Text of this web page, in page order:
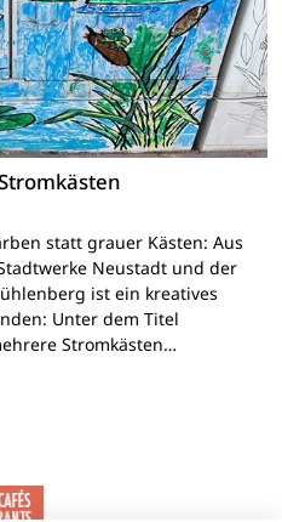
statt grauer Kästen: Aus
Neustadt und der
ist ein kreatives
Unter dem Titel
Stromkästen…